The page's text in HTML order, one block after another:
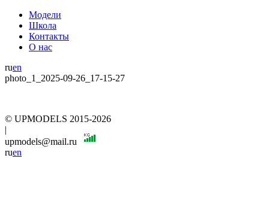
Модели
Школа
Контакты
О нас
ruen
photo_1_2025-09-26_17-15-27
© UPMODELS 2015-2026
|
upmodels@mail.ru
ruen